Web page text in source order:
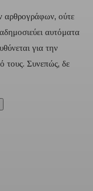
αρθρογράφων, ούτε
αυτόματα
για την
τους. Συνεπώς, δε